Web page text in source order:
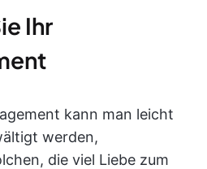
Ihr
kann man leicht
werden,
die viel Liebe zum